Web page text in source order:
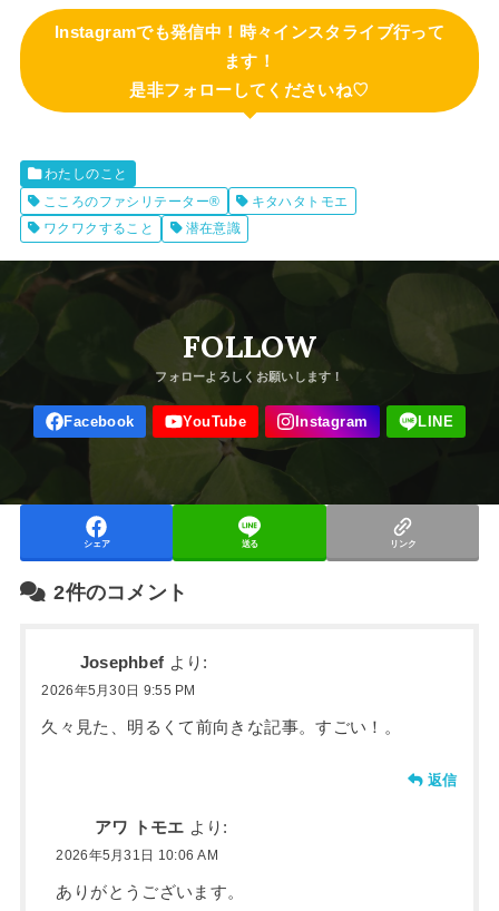
Instagramでも発信中！時々インスタライブ行って
ます！
是非フォローしてくださいね♡
わたしのこと
こころのファシリテーター®
キタハタトモエ
ワクワクすること
潜在意識
FOLLOW
シェア 送る リンク
2件のコメント
Josephbef より:
2026年5月30日 9:55 PM
久々見た、明るくて前向きな記事。すごい！。
返信
アワ トモエ より:
2026年5月31日 10:06 AM
ありがとうございます。